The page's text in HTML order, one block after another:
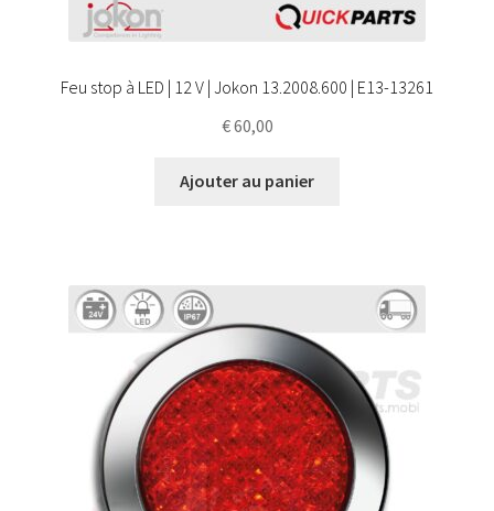
Feu stop à LED | 12 V | Jokon 13.2008.600 | E13-13261
€60,00
Ajouter au panier